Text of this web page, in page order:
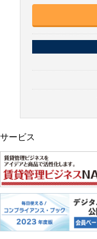
サービス